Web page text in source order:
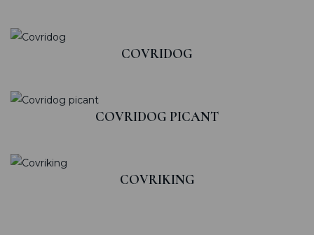
COVRIDOG
COVRIDOG PICANT
COVRIKING